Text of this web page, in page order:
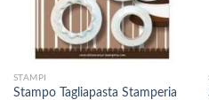
STAMPI
Stampo Tagliapasta Stamperia